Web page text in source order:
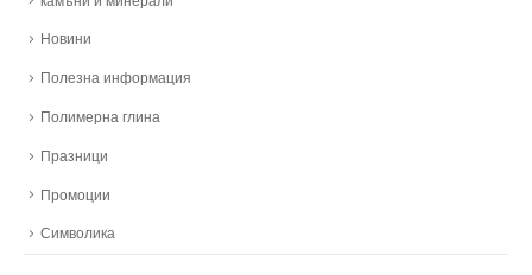
Новини
Полезна информация
Полимерна глина
Празници
Промоции
Символика